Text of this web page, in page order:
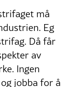
må
Eg
Då får
av
Ingen
jobba for å